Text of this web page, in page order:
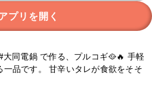
プリを開く
同電鍋 で作る、プルコギ🥘🔥 手軽
品です。 甘辛いタレが食欲をそそ